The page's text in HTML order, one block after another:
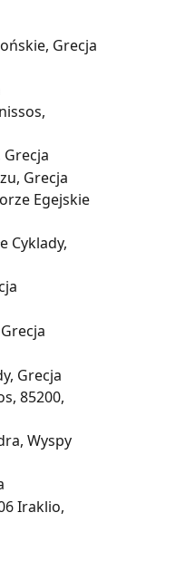
Grecja
Grecja
Egejskie
Cyklady,
Grecja
85200,
Wyspy
Iraklio,